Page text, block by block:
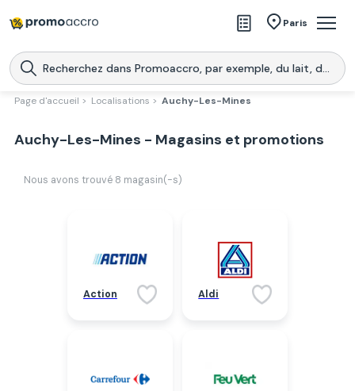
Paris
Magasins
Produits
Promoaccro
l'application
Page d'accueil > Localisations > Auchy-Les-Mines
Auchy-Les-Mines - Magasins et promotions
Nous avons trouvé 8 magasin(-s)
Action Aldi